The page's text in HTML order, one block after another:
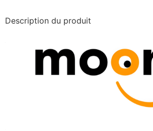
Description du produit